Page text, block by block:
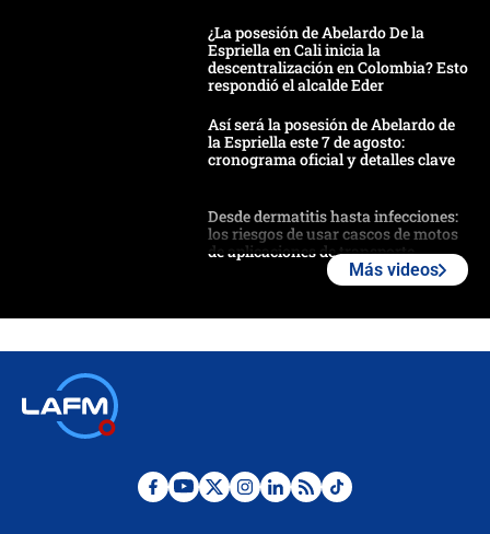
¿La posesión de Abelardo De la
Espriella en Cali inicia la
descentralización en Colombia? Esto
respondió el alcalde Eder
Así será la posesión de Abelardo de
la Espriella este 7 de agosto:
cronograma oficial y detalles clave
Desde dermatitis hasta infecciones:
los riesgos de usar cascos de motos
de aplicaciones de transporte
Posesión de Abelardo De La Espriella
Más videos